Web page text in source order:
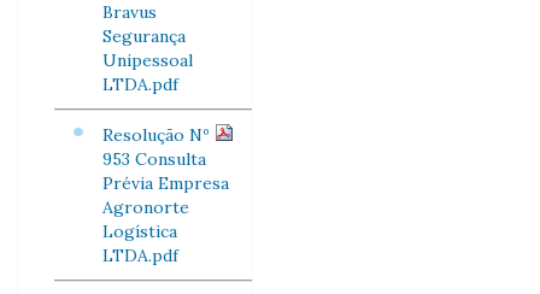
Bravus
Segurança
Unipessoal
LTDA.pdf
Resolução Nº
953 Consulta
Prévia Empresa
Agronorte
Logística
LTDA.pdf